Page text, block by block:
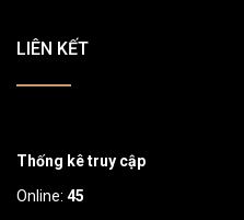
LIÊN KẾT
Thống kê truy cập
Online: 45